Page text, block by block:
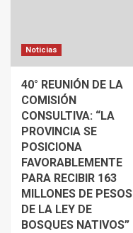
Noticias
40° REUNIÓN DE LA
COMISIÓN
CONSULTIVA: “LA
PROVINCIA SE
POSICIONA
FAVORABLEMENTE
PARA RECIBIR 163
MILLONES DE PESOS
DE LA LEY DE
BOSQUES NATIVOS”